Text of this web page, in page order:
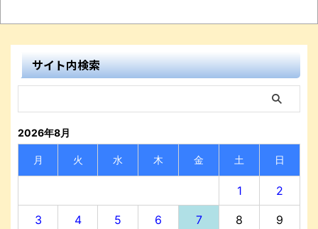
サイト内検索
2026年8月
月 火 水 木 金 土 日
1 2
3 4 5 6 7 8 9